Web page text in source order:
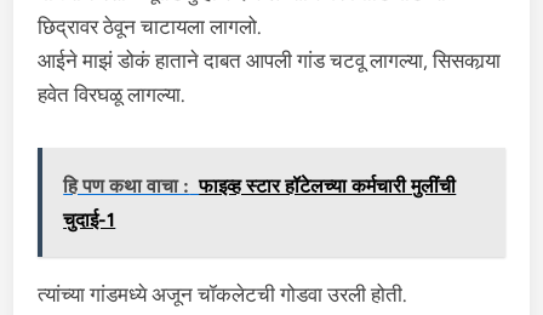
छिद्रावर ठेवून चाटायला लागलो.
आईने माझं डोकं हाताने दाबत आपली गांड चटवू लागल्या, सिसकार्‍या
हवेत विरघळू लागल्या.
हि पण कथा वाचा : फाइव्ह स्टार हॉटेलच्या कर्मचारी मुलींची
चुदाई-1
त्यांच्या गांडमध्ये अजून चॉकलेटची गोडवा उरली होती.